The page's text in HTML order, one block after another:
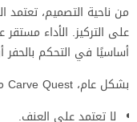
من ناحية التصميم،
على التركيز. الأداء
أساسيًا في التحكم بالحفر
بشكل عام، Carve Quest مناسبة للاعبين الذين يبحثون عن لعبة ألغاز:
لا تعتمد على العنف.